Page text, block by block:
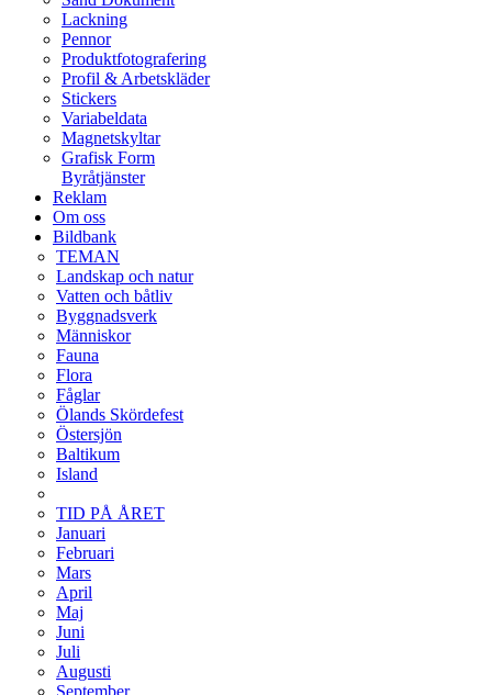
Lackning
Pennor
Produktfotografering
Profil & Arbetskläder
Stickers
Variabeldata
Magnetskyltar
Grafisk Form
Byråtjänster
Reklam
Om oss
Bildbank
TEMAN
Landskap och natur
Vatten och båtliv
Byggnadsverk
Människor
Fauna
Flora
Fåglar
Ölands Skördefest
Östersjön
Baltikum
Island
TID PÅ ÅRET
Januari
Februari
Mars
April
Maj
Juni
Juli
Augusti
September